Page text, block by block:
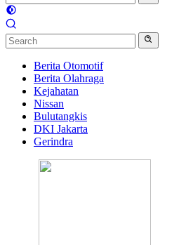
Berita Otomotif
Berita Olahraga
Kejahatan
Nissan
Bulutangkis
DKI Jakarta
Gerindra